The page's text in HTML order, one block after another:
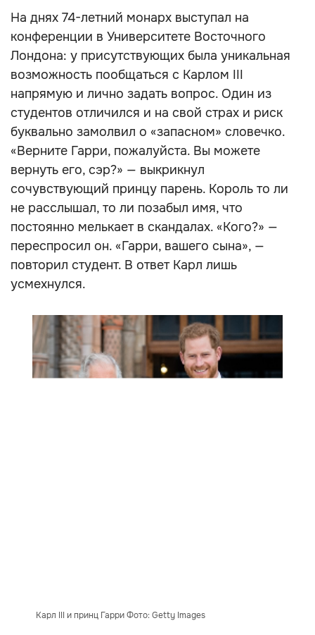
На днях 74-летний монарх выступал на
конференции в Университете Восточного
Лондона: у присутствующих была уникальная
возможность пообщаться с Карлом III
напрямую и лично задать вопрос. Один из
студентов отличился и на свой страх и риск
буквально замолвил о «запасном» словечко.
«Верните Гарри, пожалуйста. Вы можете
вернуть его, сэр?» — выкрикнул
сочувствующий принцу парень. Король то ли
не расслышал, то ли позабыл имя, что
постоянно мелькает в скандалах. «Кого?» —
переспросил он. «Гарри, вашего сына», —
повторил студент. В ответ Карл лишь
усмехнулся.
Карл III и принц Гарри Фото: Getty Images